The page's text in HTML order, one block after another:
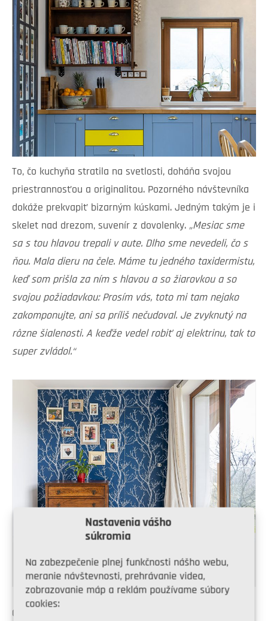
Nastavenia vášho
súkromia
Na zabezpečenie plnej funkčnosti nášho webu,
meranie návštevnosti, prehrávanie videa,
zobrazovanie máp a reklám používame súbory
cookies:
To, čo kuchyňa stratila na svetlosti, doháňa svojou
priestrannosťou a originalitou. Pozorného návštevníka
dokáže prekvapiť bizarným kúskami. Jedným takým je i
skelet nad drezom, suvenír z dovolenky. „Mesiac sme
sa s tou hlavou trepali v aute. Dlho sme nevedeli, čo s
ňou. Mala dieru na čele. Máme tu jedného taxidermistu,
keď som prišla za ním s hlavou a so žiarovkou a so
svojou požiadavkou: Prosím vás, toto mi tam nejako
zakomponujte, ani sa príliš nečudoval. Je zvyknutý na
rôzne šialenosti. A keďže vedel robiť aj elektrinu, tak to
super zvládol.“
Krištáľová úchytka vyčnievajúca z tapety nenápadne naznačuje
„tajné“ dvere, ktorými sa vchádza do šatníka.
Od drezu prechádzame k modrej komode, ktorej